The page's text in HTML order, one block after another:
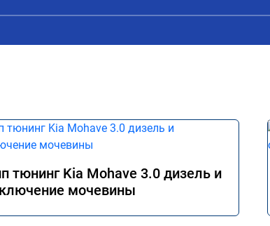
тюнинг Kia Mohave 3.0 дизель и
мочевины